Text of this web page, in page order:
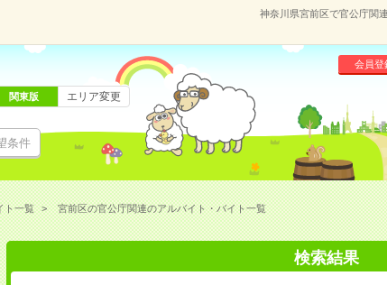
神奈川県宮前区で官公庁関
条件
会員登
関東版 エリア変更
ト一覧 宮前区の官公庁関連のアルバイト・バイト一覧
検索結果